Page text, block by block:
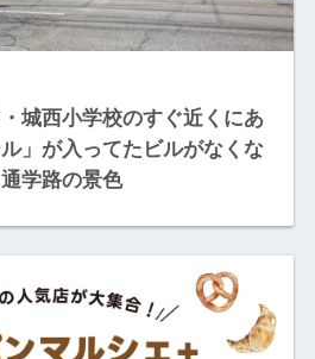
城西小学校のすぐ近くにあ
」が入ってたビルがなくな
学路の景色